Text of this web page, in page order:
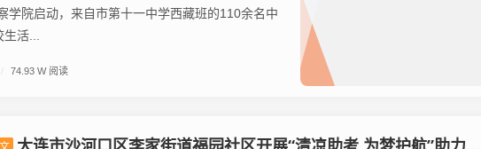
学院启动，来自市第十一中学西藏班的110余名中
活...
74.93 W 阅读